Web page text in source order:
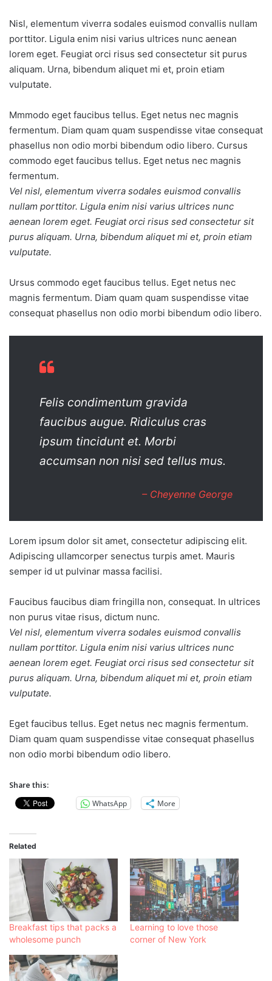
Nisl, elementum viverra sodales euismod convallis nullam
porttitor. Ligula enim nisi varius ultrices nunc aenean
lorem eget. Feugiat orci risus sed consectetur sit purus
aliquam. Urna, bibendum aliquet mi et, proin etiam
vulputate.
Mmmodo eget faucibus tellus. Eget netus nec magnis
fermentum. Diam quam quam suspendisse vitae consequat
phasellus non odio morbi bibendum odio libero. Cursus
commodo eget faucibus tellus. Eget netus nec magnis
fermentum.
Vel nisl, elementum viverra sodales euismod convallis
nullam porttitor. Ligula enim nisi varius ultrices nunc
aenean lorem eget. Feugiat orci risus sed consectetur sit
purus aliquam. Urna, bibendum aliquet mi et, proin etiam
vulputate.
Ursus commodo eget faucibus tellus. Eget netus nec
magnis fermentum. Diam quam quam suspendisse vitae
consequat phasellus non odio morbi bibendum odio libero.
Felis condimentum gravida
faucibus augue. Ridiculus cras
ipsum tincidunt et. Morbi
accumsan non nisi sed tellus mus.
– Cheyenne George
Lorem ipsum dolor sit amet, consectetur adipiscing elit.
Adipiscing ullamcorper senectus turpis amet. Mauris
semper id ut pulvinar massa facilisi.
Faucibus faucibus diam fringilla non, consequat. In ultrices
non purus vitae risus, dictum nunc.
Vel nisl, elementum viverra sodales euismod convallis
nullam porttitor. Ligula enim nisi varius ultrices nunc
aenean lorem eget. Feugiat orci risus sed consectetur sit
purus aliquam. Urna, bibendum aliquet mi et, proin etiam
vulputate.
Eget faucibus tellus. Eget netus nec magnis fermentum.
Diam quam quam suspendisse vitae consequat phasellus
non odio morbi bibendum odio libero.
Share this:
WhatsApp
More
Related
Breakfast tips that packs a
wholesome punch
Learning to love those
corner of New York